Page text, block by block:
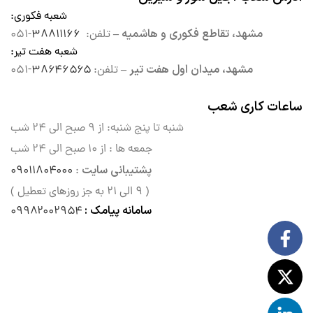
شعبه فکوری:
مشهد، تقاطع فکوری و هاشمیه –تلفن: ۳۸۸۱۱۱۶۶-۰۵۱
شعبه هفت تیر:
مشهد، میدان اول هفت تیر –تلفن: ۳۸۶۴۶۵۶۵-۰۵۱
ساعات کاری شعب
شنبه تا پنج شنبه: از ۹ صبح الی
۲۴ شب
جمعه ها : از ۱۰ صبح الی ۲۴ شب
پشتیبانی سایت : ۰۹۰۱۱۸۰۴۰۰۰
( ۹ الی ۲۱ به جز روزهای تعطیل )
سامانه پیامک : ۰۹۹۸۲۰۰۲۹۵۴